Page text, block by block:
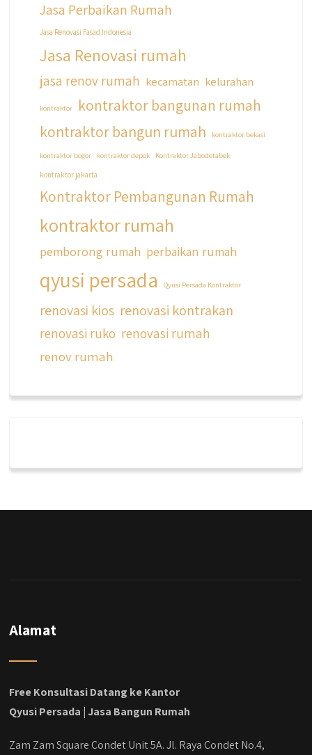
#qyusipersada
dengan budget 400an, kira kira gimana ya
#kontraktorbekasi #kontraktorinteriorjakarta
#kontraktorbangunanjabodetabek
#jasabangunrumahjabodetabek
Jasa Perbaikan Rumah
Jasa Renovasi Fasad Indonesia
Jasa Renovasi rumah
jasa renov rumah kecamatan kelurahan
kontraktor
kontraktor bangunan rumah
kontraktor bangun rumah
kontraktor bekasi
kontraktor bogor kontraktor depok
Kontraktor Jabodetabek
kontraktor jakarta
Kontraktor Pembangunan Rumah
kontraktor rumah
pemborong rumah perbaikan rumah
qyusi persada Qyusi Persada Kontraktor
renovasi kios renovasi kontrakan
renovasi ruko renovasi rumah
renov rumah
Alamat
Free Konsultasi Datang ke Kantor
Qyusi Persada | Jasa Bangun Rumah
Zam Zam Square Condet Unit 5A. Jl. Raya Condet No.4,